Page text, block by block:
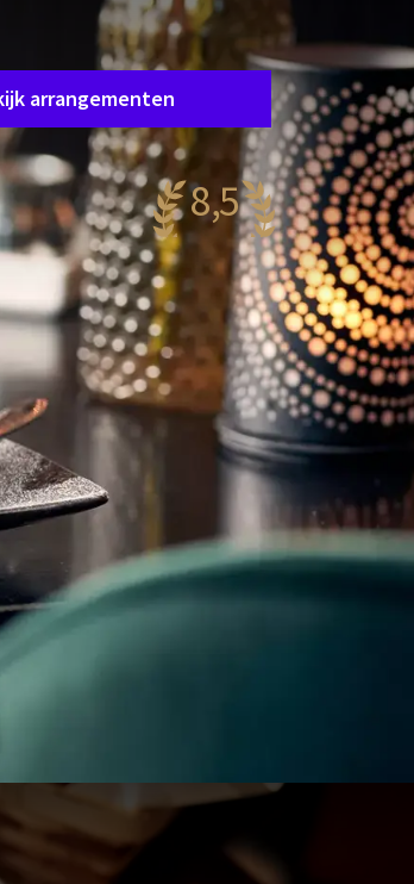
beschikbaar. Gelukkig zijn er
arrangementen!
arrangementen
8,5